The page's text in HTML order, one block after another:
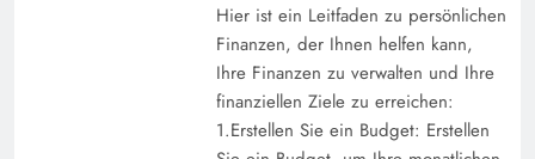
Hier ist ein Leitfaden zu persönlichen
Finanzen, der Ihnen helfen kann,
Ihre Finanzen zu verwalten und Ihre
finanziellen Ziele zu erreichen:
1.Erstellen Sie ein Budget: Erstellen